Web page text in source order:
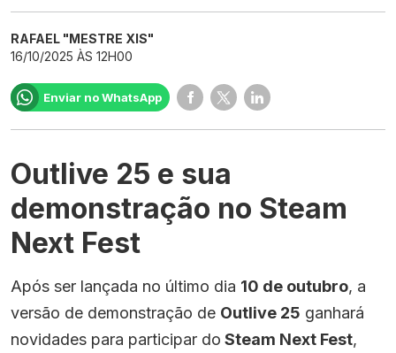
RAFAEL "MESTRE XIS"
16/10/2025 ÀS 12H00
Enviar no WhatsApp
Outlive 25 e sua
demonstração no Steam
Next Fest
Após ser lançada no último dia 10 de outubro, a
versão de demonstração de Outlive 25 ganhará
novidades para participar do Steam Next Fest,